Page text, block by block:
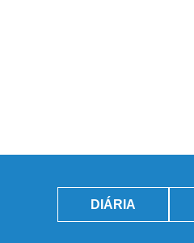
DIÁRIA